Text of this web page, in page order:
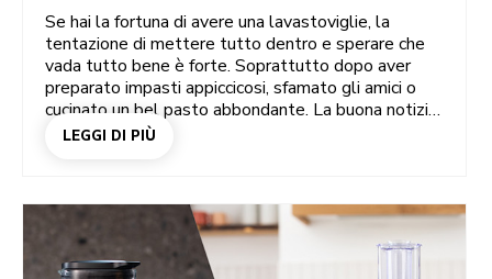
Se hai la fortuna di avere una lavastoviglie, la
tentazione di mettere tutto dentro e sperare che
vada tutto bene è forte. Soprattutto dopo aver
preparato impasti appiccicosi, sfamato gli amici o
cucinato un bel pasto abbondante. La buona notizia
è che la maggior parte degli accessori KitchenAid
aiuterà a scoprire quali parti della planetaria sono
lavabili in lavastoviglie e quali devono essere
lavate a mano.
LEGGI DI PIÙ